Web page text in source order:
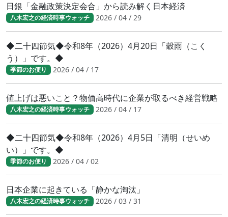
日銀「金融政策決定会合」から読み解く日本経済
八木宏之の経済時事ウォッチ 2026 / 04 / 29
◆二十四節気◆令和8年（2026）4月20日「穀雨（こく
う）」です。◆
季節のお便り 2026 / 04 / 17
値上げは悪いこと？物価高時代に企業が取るべき経営戦略
八木宏之の経済時事ウォッチ 2026 / 04 / 17
◆二十四節気◆令和8年（2026）4月5日「清明（せいめ
い）」です。◆
季節のお便り 2026 / 04 / 02
日本企業に起きている「静かな淘汰」
八木宏之の経済時事ウォッチ 2026 / 03 / 31